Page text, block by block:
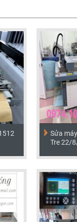
Sửa
Tre 22/